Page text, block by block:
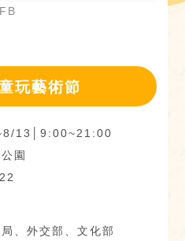
玩藝術節
13│9:00~21:00
園
、外交部、文化部